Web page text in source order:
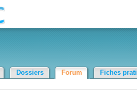
Dossiers Forum Fiches